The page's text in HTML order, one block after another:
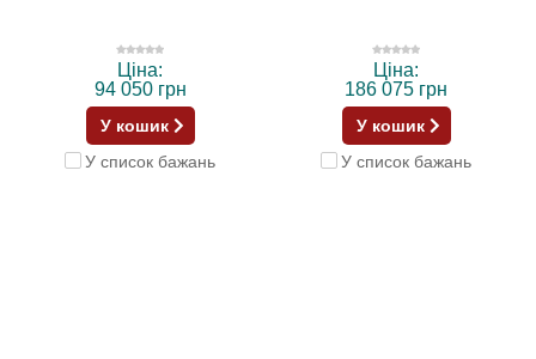
Ціна:
94 050 грн
У кошик
У список бажань
Ціна:
186 075 грн
У кошик
У список бажань